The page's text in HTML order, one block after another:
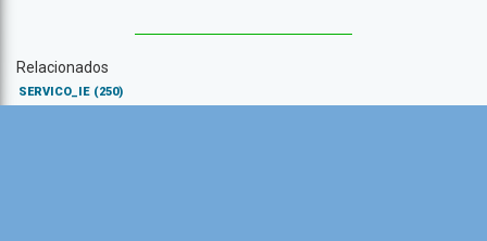
Relacionados
SERVICO_IE (250)